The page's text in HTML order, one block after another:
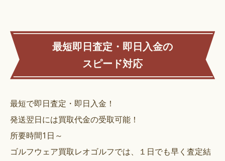
最短即日査定・即日入金の
スピード対応
最短で即日査定・即日入金！
発送翌日には買取代金の受取可能！
所要時間1日～
ゴルフウェア買取レオゴルフでは、１日でも早く査定結